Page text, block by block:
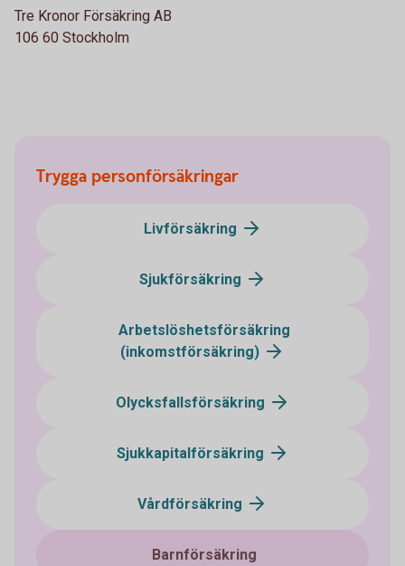
Tre Kronor Försäkring AB
106 60 Stockholm
Trygga personförsäkringar
Livförsäkring
Sjukförsäkring
Arbetslöshetsförsäkring
(inkomstförsäkring)
Olycksfallsförsäkring
Sjukkapitalförsäkring
Vårdförsäkring
Barnförsäkring